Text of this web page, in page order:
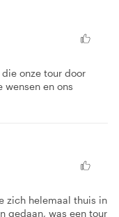
onze tour door
en ons
zich helemaal thuis in
gedaan, was een tour